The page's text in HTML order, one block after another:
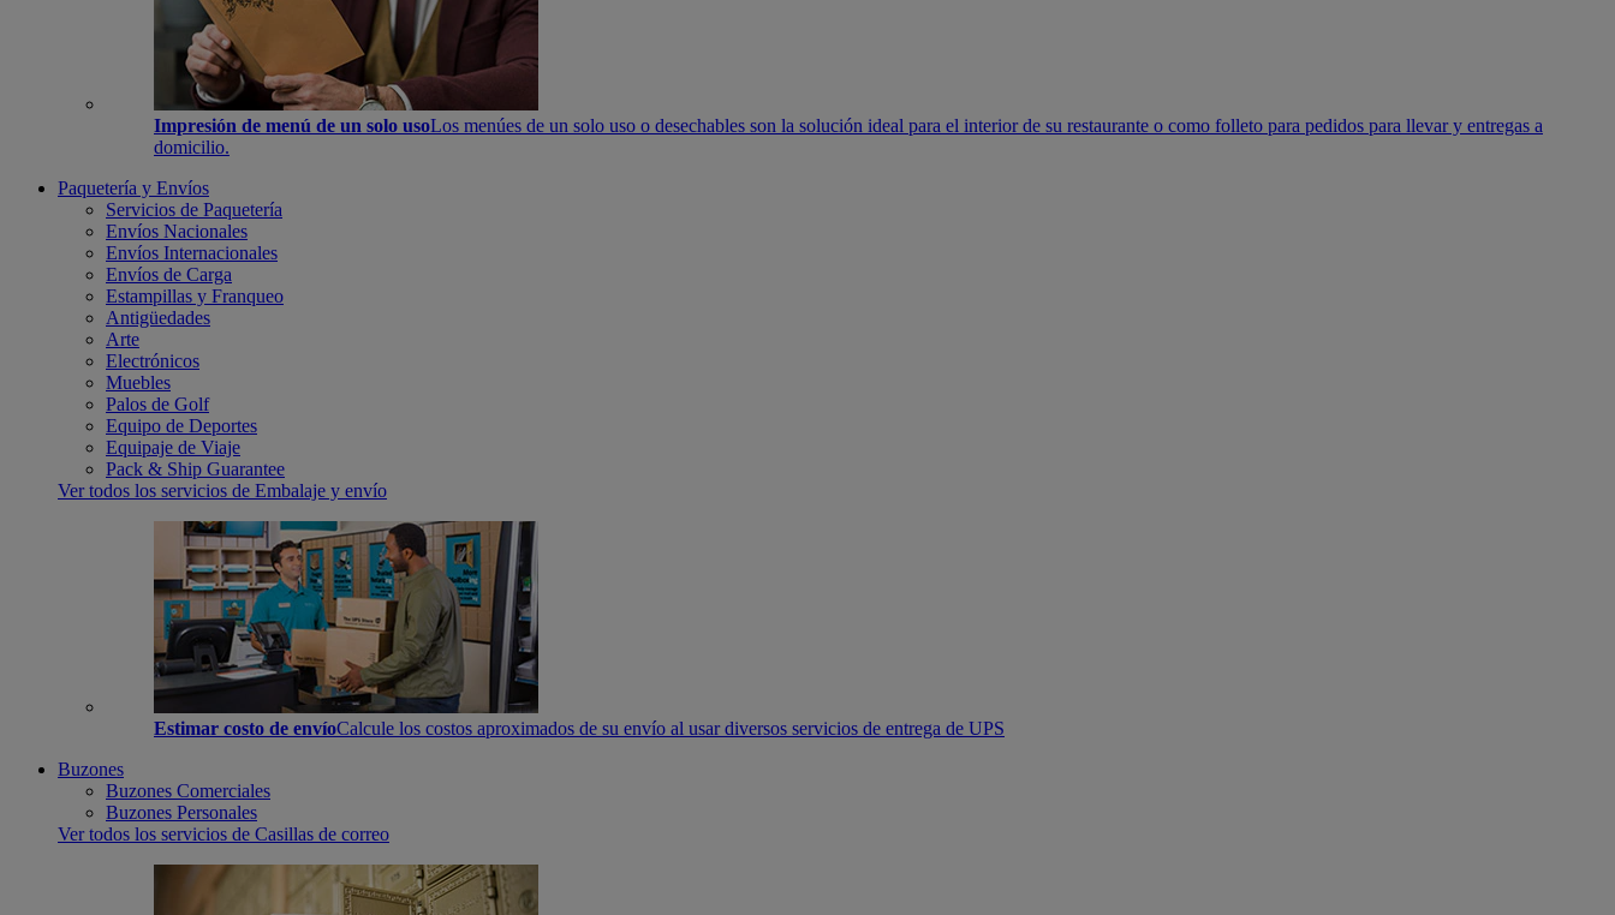
Impresión de menú de un solo usoLos menúes de un solo uso o desechables son la solución ideal para el interior de su restaurante o como folleto para pedidos para llevar y entregas a
domicilio.
Paquetería y Envíos
Servicios de Paquetería
Envíos Nacionales
Envíos Internacionales
Envíos de Carga
Estampillas y Franqueo
Antigüedades
Arte
Electrónicos
Muebles
Palos de Golf
Equipo de Deportes
Equipaje de Viaje
Pack & Ship Guarantee
Ver todos los servicios de Embalaje y envío
Estimar costo de envíoCalcule los costos aproximados de su envío al usar diversos servicios de entrega de UPS
Buzones
Buzones Comerciales
Buzones Personales
Ver todos los servicios de Casillas de correo